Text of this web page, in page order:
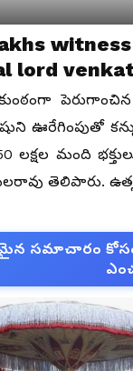
lord
ఊరేగింపుతో
లక్షల మంది
తెలిపారు.
సమాచారం